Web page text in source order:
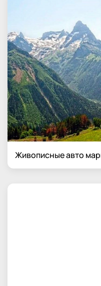
Живописные авто